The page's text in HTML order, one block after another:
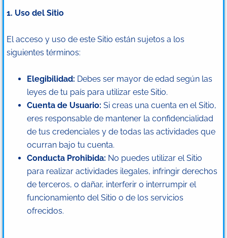
1. Uso del Sitio
El acceso y uso de este Sitio están sujetos a los
siguientes términos:
Elegibilidad: Debes ser mayor de edad según las
leyes de tu país para utilizar este Sitio.
Cuenta de Usuario: Si creas una cuenta en el Sitio,
eres responsable de mantener la confidencialidad
de tus credenciales y de todas las actividades que
ocurran bajo tu cuenta.
Conducta Prohibida: No puedes utilizar el Sitio
para realizar actividades ilegales, infringir derechos
de terceros, o dañar, interferir o interrumpir el
funcionamiento del Sitio o de los servicios
ofrecidos.